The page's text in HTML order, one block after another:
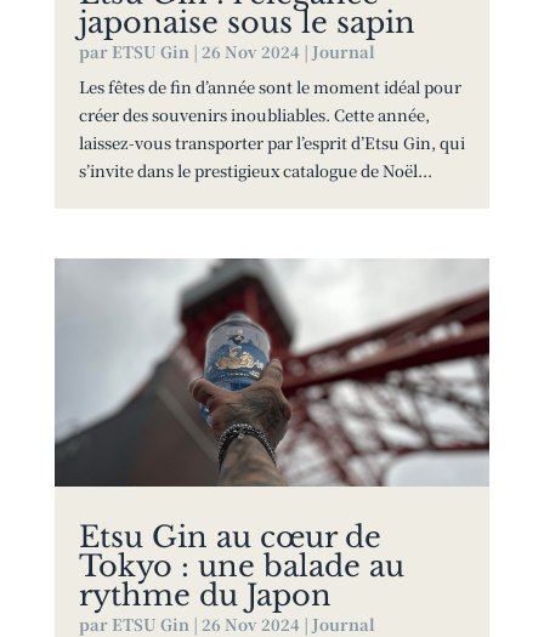
japonaise sous le sapin
par ETSU Gin| 26 Nov 2024| Journal
Les fêtes de fin d’année sont le moment idéal pour
créer des souvenirs inoubliables. Cette année,
laissez-vous transporter par l’esprit d’Etsu Gin, qui
s’invite dans le prestigieux catalogue de Noël...
Etsu Gin au cœur de
Tokyo : une balade au
rythme du Japon
par ETSU Gin| 26 Nov 2024| Journal